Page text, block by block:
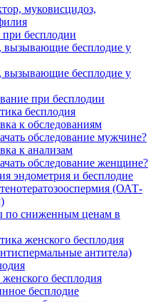
муковисцидоз,
бесплодии
вызывающие бесплодие у
вызывающие бесплодие у
при бесплодии
бесплодия
к обследованиям
обследование мужчине?
к анализам
обследование женщине?
эндометрия и бесплодие
(ОАТ-
по сниженным ценам в
женского бесплодия
антитела)
бесплодия
бесплодие